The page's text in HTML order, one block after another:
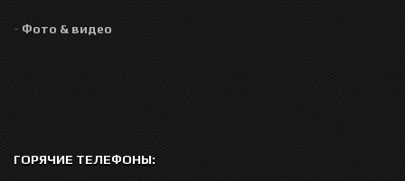
- Фото & видео
ГОРЯЧИЕ ТЕЛЕФОНЫ: